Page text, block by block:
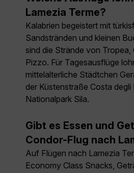
Lamezia Terme?
Kalabrien begeistert mit
Sandstränden und kleinen
sind die Strände von
Pizzo. Für Tagesausflüge
mittelalterliche Städtchen
der Küstenstraße Costa
Nationalpark Sila.
Gibt es Essen und
Condor-Flug nach
Auf Flügen nach Lamezia
Economy Class Snacks,